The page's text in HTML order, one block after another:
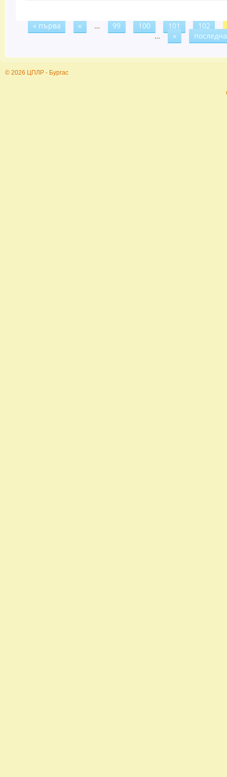
Страници
« първа « … 99 100 101
102
…
»
© 2026 ЦПЛР - Бургас